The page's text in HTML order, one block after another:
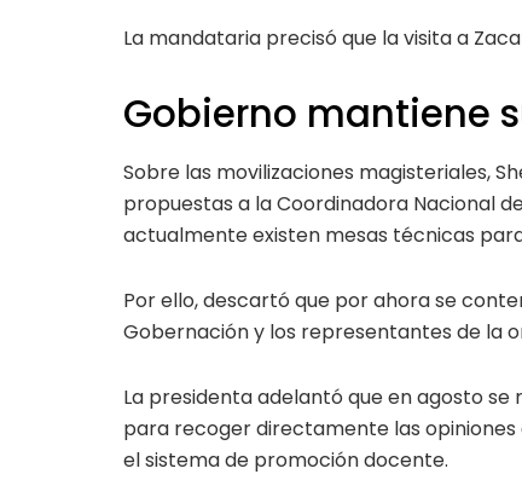
La mandataria precisó que la visita a
Gobierno mantiene
Sobre las movilizaciones magisteriales,
propuestas a la Coordinadora Nacional
actualmente existen mesas técnicas
Por ello, descartó que por ahora se
Gobernación y los representantes de la
La presidenta adelantó que en agosto
para recoger directamente las
el sistema de promoción docente.